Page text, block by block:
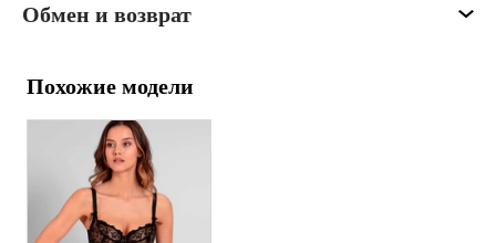
Обмен и возврат
Похожие модели